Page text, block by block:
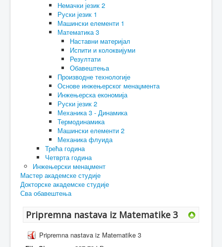
Немачки језик 2
Руски језик 1
Машински елементи 1
Математика 3
Наставни материјал
Испити и колоквијуми
Резултати
Обавештења
Производне технологије
Основе инжењерског менаџмента
Инжењерска економија
Руски језик 2
Механика 3 - Динамика
Термодинамика
Машински елементи 2
Механика флуида
Трећа година
Четврта година
Инжењерски менаџмент
Мастер академске студије
Докторске академске студије
Сва обавештења
Pripremna nastava iz Matematike 3
Pripremna nastava iz Matematike 3